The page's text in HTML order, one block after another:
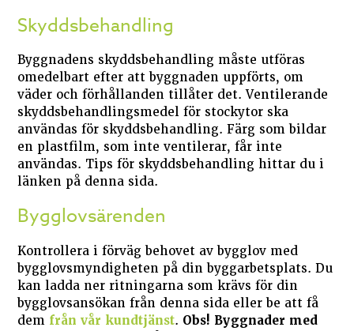
Skyddsbehandling
Byggnadens skyddsbehandling måste utföras
omedelbart efter att byggnaden uppförts, om
väder och förhållanden tillåter det. Ventilerande
skyddsbehandlingsmedel för stockytor ska
användas för skyddsbehandling. Färg som bildar
en plastfilm, som inte ventilerar, får inte
användas. Tips för skyddsbehandling hittar du i
länken på denna sida.
Bygglovsärenden
Kontrollera i förväg behovet av bygglov med
bygglovsmyndigheten på din byggarbetsplats. Du
kan ladda ner ritningarna som krävs för din
bygglovsansökan från denna sida eller be att få
dem från vår kundtjänst. Obs! Byggnader med